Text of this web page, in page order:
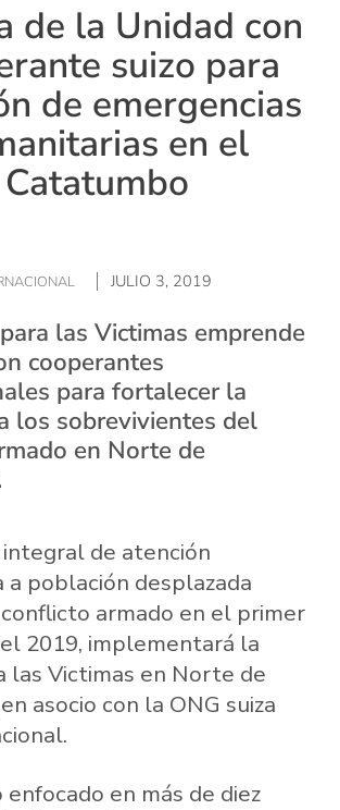
de la Unidad con
suizo para
de emergencias
en el
Catatumbo
JULIO 3, 2019
las Victimas emprende
cooperantes
para fortalecer la
los sobrevivientes del
en Norte de
de atención
a población desplazada
armado en el primer
2019, implementará la
las Victimas en Norte de
asocio con la ONG suiza
en más de diez